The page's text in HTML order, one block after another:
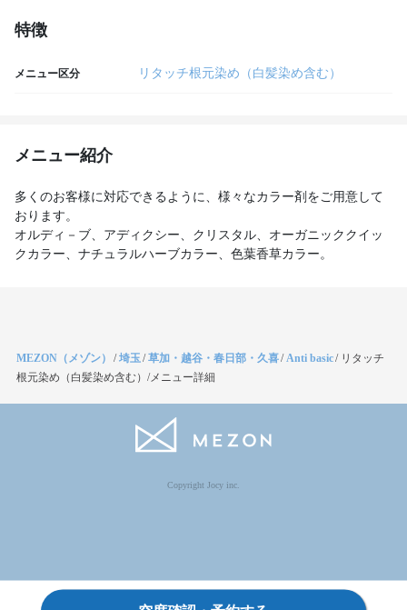
特徴
メニュー区分 リタッチ根元染め（白髪染め含む）
メニュー紹介
多くのお客様に対応できるように、様々なカラー剤をご用意して
おります。
オルディ－ブ、アディクシー、クリスタル、オーガニッククイッ
MEZON（メゾン） /埼玉/草加・越谷・春日部・久喜/Anti basic/ リタッチ
根元染め（白髪染め含む）/メニュー詳細
Copyright Jocy inc.